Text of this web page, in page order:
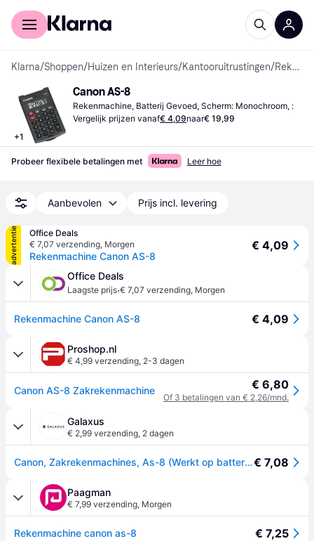
Voor shoppers
Klarna/Shoppen/Huizen en Interieurs/Kantooruitrustingen/ Rekenmachines
+1
Canon AS-8
Rekenmachine, Batterij Gevoed, Scherm: Monochroom, :
Vergelijk prijzen vanaf€ 4,09naar€ 19,99
Probeer flexibele betalingen met Leer hoe
Aanbevolen Prijs incl. levering
advertentie
Office Deals
€ 7,07 verzending, Morgen
Rekenmachine Canon AS-8
€ 4,09
Office Deals
Laagste prijs·€ 7,07 verzending, Morgen
Rekenmachine Canon AS-8 € 4,09
Proshop.nl
€ 4,99 verzending, 2-3 dagen
Canon AS-8 Zakrekenmachine € 6,80
Of 3 betalingen van € 2,26/mnd.
Galaxus
€ 2,99 verzending, 2 dagen
Canon, Zakrekenmachines, As-8 (Werkt op batterijen)€ 7,08
Paagman
€ 7,99 verzending, Morgen
Rekenmachine canon as-8 € 7,25